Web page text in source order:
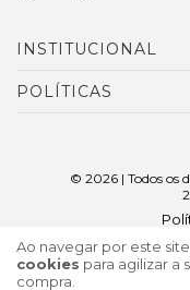
Ao navegar por este site
cookies para agilizar a
compra.
INSTITUCIONAL
POLÍTICAS
© 2026 | Todos os